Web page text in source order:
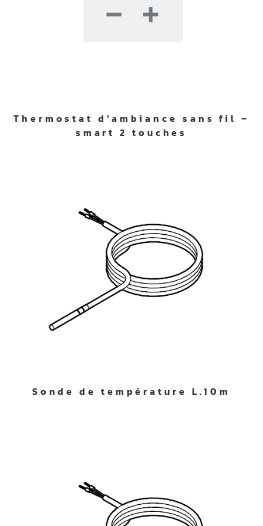
Thermostat d’ambiance sans fil –
smart 2 touches
Sonde de température L.10m